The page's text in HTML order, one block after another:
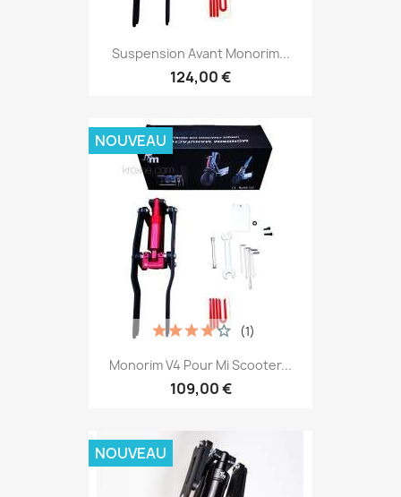
Suspension Avant Monorim...
124,00 €
Monorim V4 Pour Mi Scooter...
109,00 €
(1)
NOUVEAU
NOUVEAU